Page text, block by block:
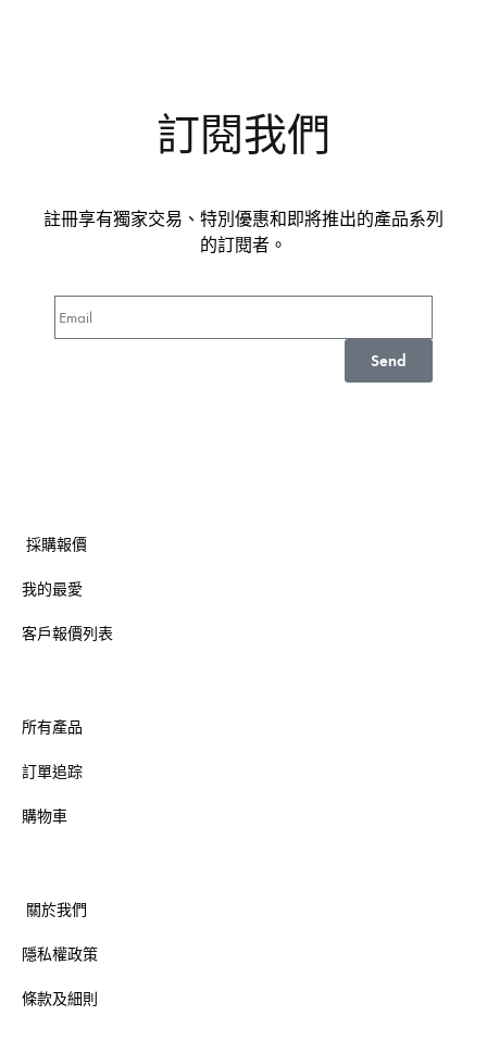
訂閱我們
註冊享有獨家交易、特別優惠和即將推出的產品系列
的訂閱者。
Send
採購報價
我的最愛
客戶報價列表
所有產品
訂單追踪
購物車
關於我們
隱私權政策
條款及細則